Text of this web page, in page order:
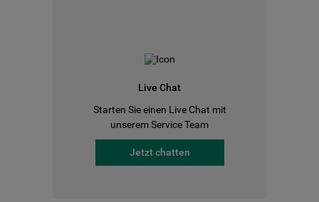
Live Chat
Starten Sie einen Live Chat mit
unserem Service Team
Jetzt chatten